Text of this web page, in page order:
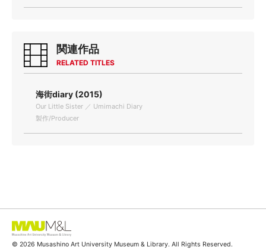
関連作品
RELATED TITLES
海街diary (2015)
Our Little Sister ／ Umimachi Diary
製作/Producer
© 2026 Musashino Art University Museum & Library. All Rights Reserved.